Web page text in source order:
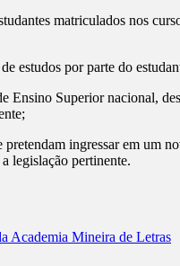
matriculados nos
estudos por parte do
Ensino Superior nacional,
ingressar em
legislação pertinente.